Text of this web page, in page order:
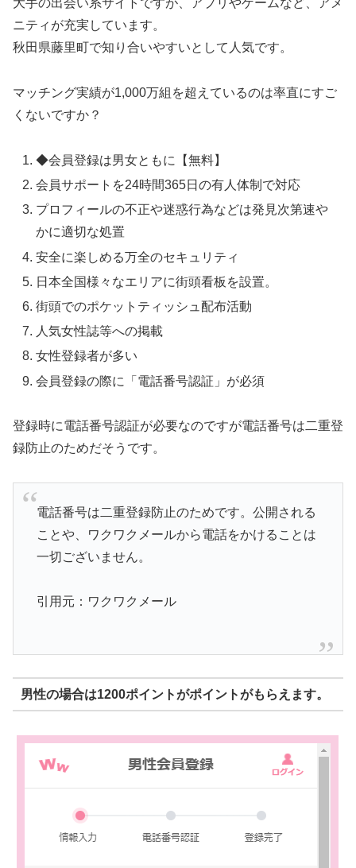
大手の出会い系サイトですが、アプリやゲームなど、アメ
ニティが充実しています。
秋田県藤里町で知り合いやすいとして人気です。
マッチング実績が1,000万組を超えているのは率直にすご
くないですか？
◆会員登録は男女ともに【無料】
会員サポートを24時間365日の有人体制で対応
プロフィールの不正や迷惑行為などは発見次第速や
かに適切な処置
安全に楽しめる万全のセキュリティ
日本全国様々なエリアに街頭看板を設置。
街頭でのポケットティッシュ配布活動
人気女性誌等への掲載
女性登録者が多い
会員登録の際に「電話番号認証」が必須
登録時に電話番号認証が必要なのですが電話番号は二重登
録防止のためだそうです。
電話番号は二重登録防止のためです。公開される
ことや、ワクワクメールから電話をかけることは
一切ございません。
引用元：ワクワクメール
男性の場合は1200ポイントがポイントがもらえます。